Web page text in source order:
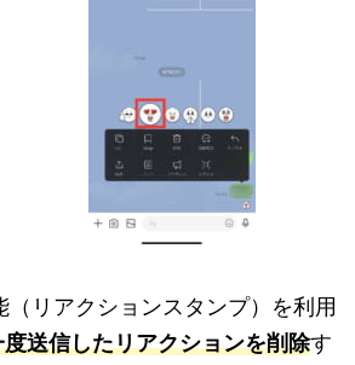
（リアクションスタンプ）を利用
度送信したリアクションを削除す